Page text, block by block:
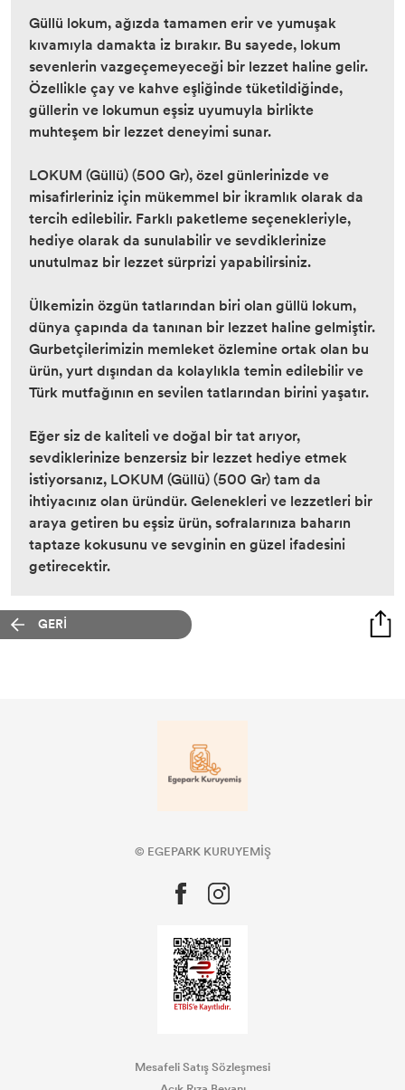
Güllü lokum, ağızda tamamen erir ve yumuşak
kıvamıyla damakta iz bırakır. Bu sayede, lokum
sevenlerin vazgeçemeyeceği bir lezzet haline gelir.
Özellikle çay ve kahve eşliğinde tüketildiğinde,
güllerin ve lokumun eşsiz uyumuyla birlikte
muhteşem bir lezzet deneyimi sunar.
LOKUM (Güllü) (500 Gr), özel günlerinizde ve
misafirleriniz için mükemmel bir ikramlık olarak da
tercih edilebilir. Farklı paketleme seçenekleriyle,
hediye olarak da sunulabilir ve sevdiklerinize
unutulmaz bir lezzet sürprizi yapabilirsiniz.
Ülkemizin özgün tatlarından biri olan güllü lokum,
dünya çapında da tanınan bir lezzet haline gelmiştir.
Gurbetçilerimizin memleket özlemine ortak olan bu
ürün, yurt dışından da kolaylıkla temin edilebilir ve
Türk mutfağının en sevilen tatlarından birini yaşatır.
Eğer siz de kaliteli ve doğal bir tat arıyor,
sevdiklerinize benzersiz bir lezzet hediye etmek
istiyorsanız, LOKUM (Güllü) (500 Gr) tam da
ihtiyacınız olan üründür. Gelenekleri ve lezzetleri bir
araya getiren bu eşsiz ürün, sofralarınıza baharın
taptaze kokusunu ve sevginin en güzel ifadesini
getirecektir.
GERİ
© EGEPARK KURUYEMİŞ
Mesafeli Satış Sözleşmesi